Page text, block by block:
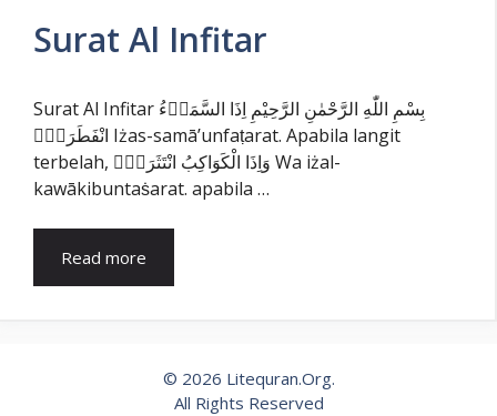
Surat Al Infitar
Surat Al Infitar بِسْمِ اللّٰهِ الرَّحْمٰنِ الرَّحِيْمِ اِذَا السَّمَاۤءُ
انْفَطَرَتْۙ Iżas-samā’unfaṭarat. Apabila langit
terbelah, وَاِذَا الْكَوَاكِبُ انْتَثَرَتْۙ Wa iżal-
kawākibuntaṡarat. apabila …
Read more
© 2026 Litequran.Org.
All Rights Reserved